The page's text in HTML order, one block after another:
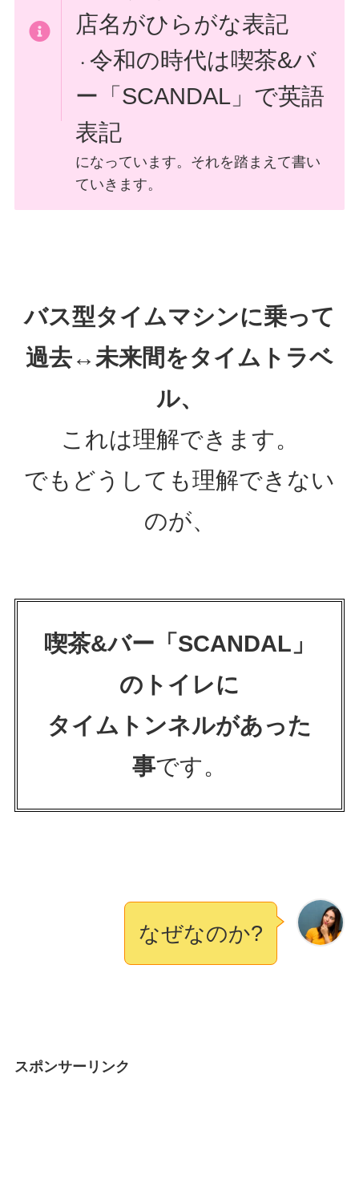
店名がひらがな表記
・ 令和の時代は喫茶&バ
ー「SCANDAL」で英語
表記
になっています。それを踏まえて書い
ていきます。
バス型タイムマシンに乗って
過去↔未来間をタイムトラベ
ル、
これは理解できます。
でもどうしても理解できない
のが、
喫茶&バー「SCANDAL」
のトイレに
タイムトンネルがあった
事です。
なぜなのか?
スポンサーリンク